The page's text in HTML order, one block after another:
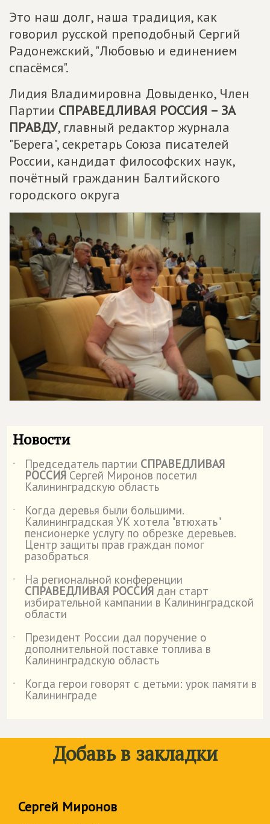
Это наш долг, наша традиция, как
говорил русской преподобный Сергий
Радонежский, "Любовью и единением
спасёмся".
Лидия Владимировна Довыденко, Член
Партии СПРАВЕДЛИВАЯ РОССИЯ – ЗА
ПРАВДУ, главный редактор журнала
"Берега", секретарь Союза писателей
России, кандидат философских наук,
почётный гражданин Балтийского
городского округа
Новости
˙ Председатель партии СПРАВЕДЛИВАЯ
РОССИЯ Сергей Миронов посетил
Калининградскую область
˙
Когда деревья были большими.
Калининградская УК хотела "втюхать"
пенсионерке услугу по обрезке деревьев.
Центр защиты прав граждан помог
разобраться
˙
На региональной конференции
СПРАВЕДЛИВАЯ РОССИЯ дан старт
избирательной кампании в Калининградской
области
˙
Президент России дал поручение о
дополнительной поставке топлива в
Калининградскую область
˙
Когда герои говорят с детьми: урок памяти в
Калининграде
Добавь в закладки
Сергей Миронов